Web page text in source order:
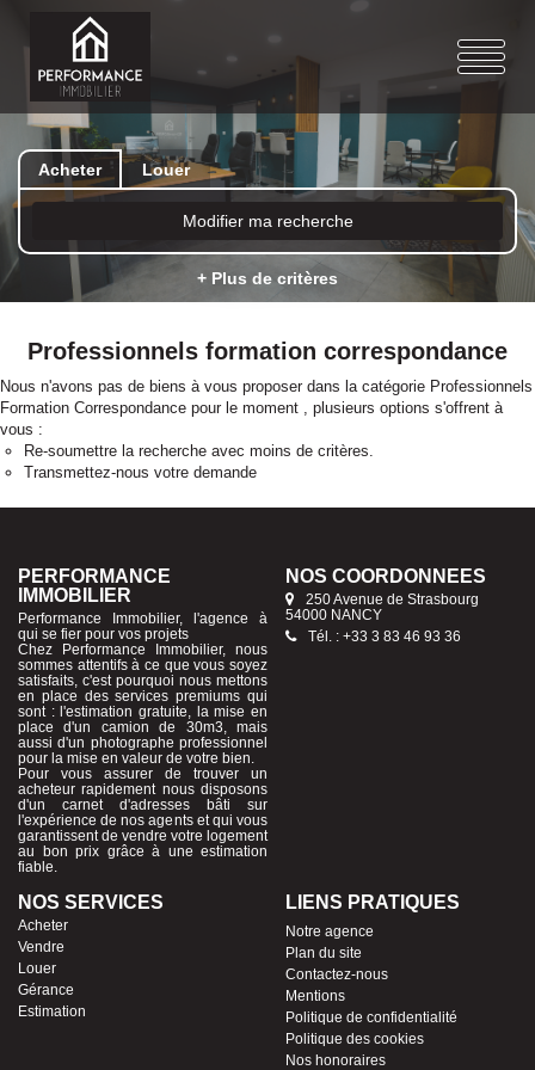
Acheter Louer
Modifier ma recherche
+ Plus de critères
Professionnels formation correspondance
Nous n'avons pas de biens à vous proposer dans la catégorie Professionnels
Formation Correspondance pour le moment , plusieurs options s'offrent à
vous :
Re-soumettre la recherche avec moins de critères.
Transmettez-nous votre demande
PERFORMANCE
IMMOBILIER
Performance Immobilier, l'agence à
qui se fier pour vos projets
Chez Performance Immobilier, nous
sommes attentifs à ce que vous soyez
satisfaits, c'est pourquoi nous mettons
en place des services premiums qui
sont : l'estimation gratuite, la mise en
place d'un camion de 30m3, mais
aussi d'un photographe professionnel
pour la mise en valeur de votre bien.
Pour vous assurer de trouver un
acheteur rapidement nous disposons
d'un carnet d'adresses bâti sur
l'expérience de nos agents et qui vous
garantissent de vendre votre logement
au bon prix grâce à une estimation
fiable.
NOS COORDONNÉES
250 Avenue de Strasbourg
54000 NANCY
Tél. : +33 3 83 46 93 36
NOS SERVICES
Acheter
Vendre
Louer
Gérance
Estimation
LIENS PRATIQUES
Notre agence
Plan du site
Contactez-nous
Mentions
Politique de confidentialité
Politique des cookies
Nos honoraires